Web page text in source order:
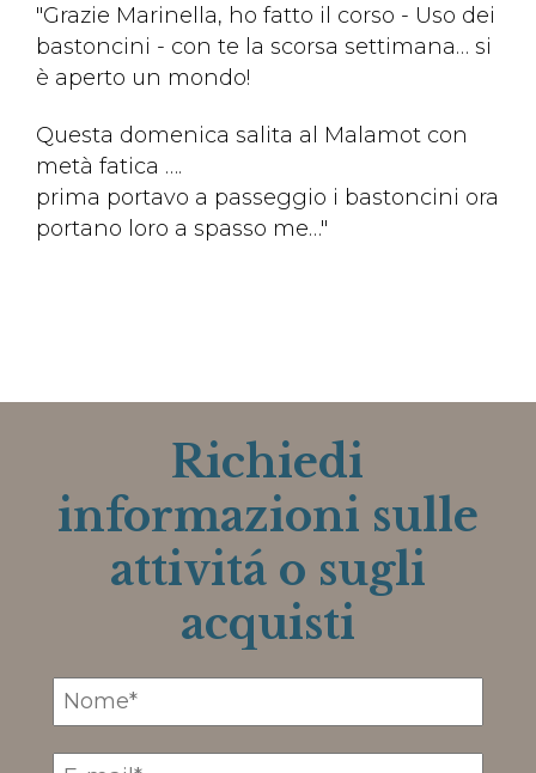
"Grazie Marinella, ho fatto il corso - Uso dei
bastoncini - con te la scorsa settimana… si
è aperto un mondo!
Questa domenica salita al Malamot con
metà fatica ….
prima portavo a passeggio i bastoncini ora
portano loro a spasso me…"
Richiedi
informazioni sulle
attivitá o sugli
acquisti